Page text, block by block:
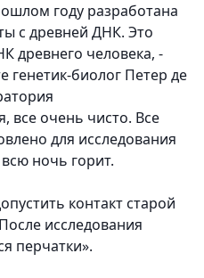
году разработана
с древней ДНК. Это
древнего человека, -
генетик-биолог Петер де
все очень чисто. Все
для исследования
ночь горит.
контакт старой
исследования
перчатки».